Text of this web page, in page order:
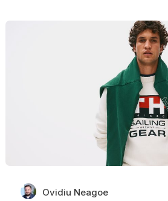
Ovidiu Neagoe